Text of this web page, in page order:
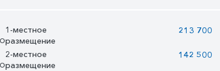
1-местное
размещение
213 700
2-местное
размещение
142 500